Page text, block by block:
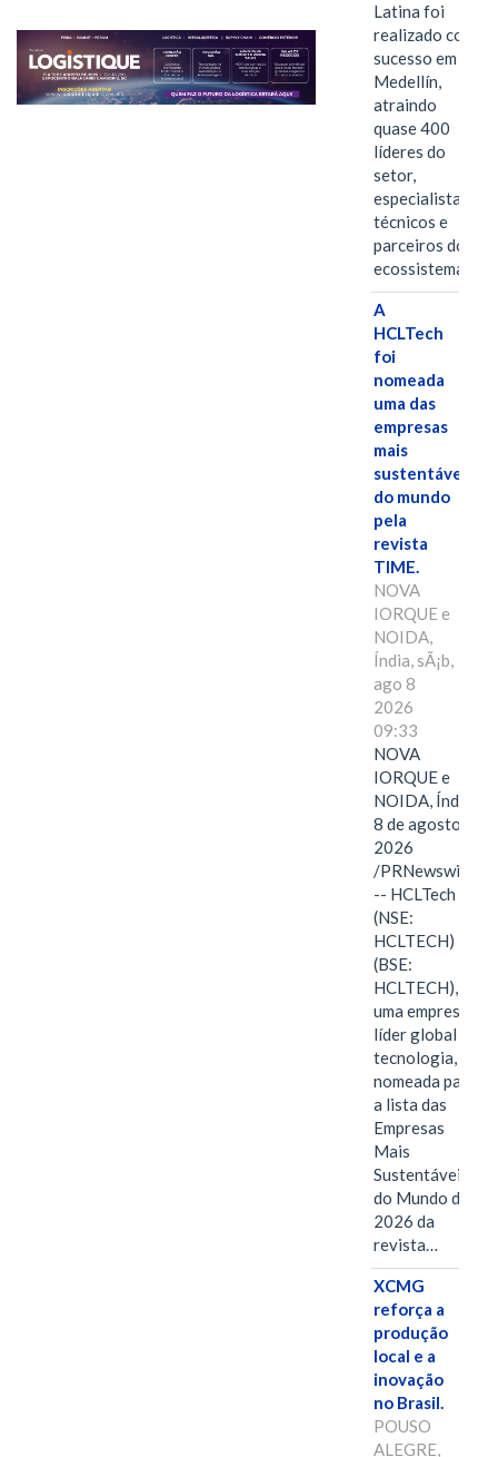
Latina foi
realizado com
sucesso em
Medellín,
atraindo
quase 400
líderes do
setor,
especialistas
técnicos e
parceiros do
ecossistema.…
A
HCLTech
foi
nomeada
uma das
empresas
mais
sustentáveis
do mundo
pela
revista
TIME.
NOVA
IORQUE e
NOIDA,
Índia, sÃ¡b,
ago 8
2026
09:33
NOVA
IORQUE e
NOIDA, Índia,
8 de agosto de
2026
/PRNewswire/
-- HCLTech
(NSE:
HCLTECH)
(BSE:
HCLTECH),
uma empresa
líder global em
tecnologia, foi
nomeada para
a lista das
Empresas
Mais
Sustentáveis
do Mundo de
2026 da
revista…
XCMG
reforça a
produção
local e a
inovação
no Brasil.
POUSO
ALEGRE,